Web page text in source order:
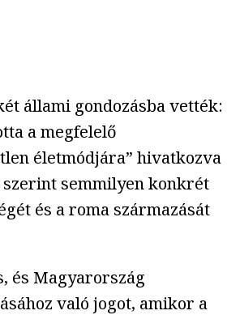
állami gondozásba vették:
a megfelelő
életmódjára” hivatkozva
szerint semmilyen konkrét
és a roma származását
és Magyarország
való jogot, amikor a